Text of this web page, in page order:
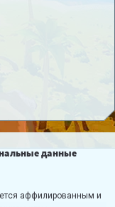
данные
аффилированным и